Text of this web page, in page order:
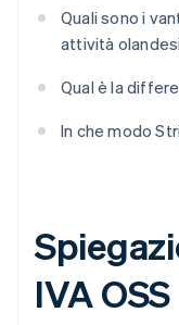
Quali sono i
attività
Qual è la
In che modo
IVA OSS